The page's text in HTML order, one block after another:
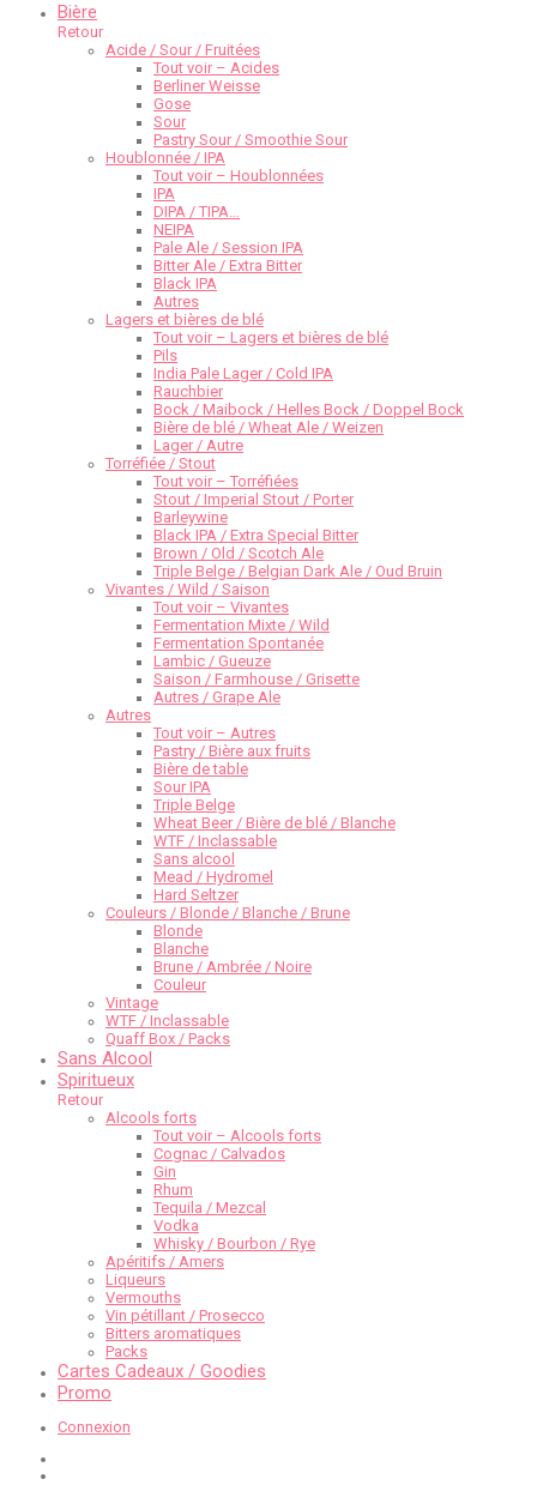
Bière
Retour
Acide / Sour / Fruitées
Tout voir – Acides
Berliner Weisse
Gose
Sour
Pastry Sour / Smoothie Sour
Houblonnée / IPA
Tout voir – Houblonnées
IPA
DIPA / TIPA…
NEIPA
Pale Ale / Session IPA
Bitter Ale / Extra Bitter
Black IPA
Autres
Lagers et bières de blé
Tout voir – Lagers et bières de blé
Pils
India Pale Lager / Cold IPA
Rauchbier
Bock / Maibock / Helles Bock / Doppel Bock
Bière de blé / Wheat Ale / Weizen
Lager / Autre
Torréfiée / Stout
Tout voir – Torréfiées
Stout / Imperial Stout / Porter
Barleywine
Black IPA / Extra Special Bitter
Brown / Old / Scotch Ale
Triple Belge / Belgian Dark Ale / Oud Bruin
Vivantes / Wild / Saison
Tout voir – Vivantes
Fermentation Mixte / Wild
Fermentation Spontanée
Lambic / Gueuze
Saison / Farmhouse / Grisette
Autres / Grape Ale
Autres
Tout voir – Autres
Pastry / Bière aux fruits
Bière de table
Sour IPA
Triple Belge
Wheat Beer / Bière de blé / Blanche
WTF / Inclassable
Sans alcool
Mead / Hydromel
Hard Seltzer
Couleurs / Blonde / Blanche / Brune
Blonde
Blanche
Brune / Ambrée / Noire
Couleur
Vintage
WTF / Inclassable
Quaff Box / Packs
Sans Alcool
Spiritueux
Retour
Alcools forts
Tout voir – Alcools forts
Cognac / Calvados
Gin
Rhum
Tequila / Mezcal
Vodka
Whisky / Bourbon / Rye
Apéritifs / Amers
Liqueurs
Vermouths
Vin pétillant / Prosecco
Bitters aromatiques
Packs
Cartes Cadeaux / Goodies
Promo
Connexion